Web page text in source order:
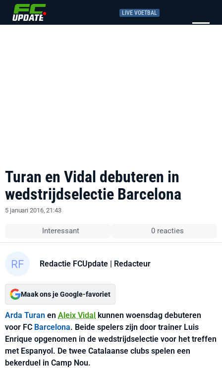
LIVE VOETBAL
Turan en Vidal debuteren in
wedstrijdselectie Barcelona
5 januari 2016, 21:43
Interessant 0 reacties
Redactie FCUpdate | Redacteur
Maak ons je Google-favoriet
Arda Turan en Aleix Vidal kunnen woensdag debuteren
voor FC Barcelona. Beide spelers zijn door trainer Luis
Enrique opgenomen in de wedstrijdselectie voor het treffen
met Espanyol. De twee Catalaanse clubs spelen een
bekerduel in Camp Nou.